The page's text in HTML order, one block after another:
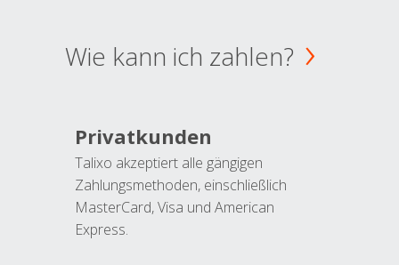
Wie kann ich zahlen?
Privatkunden
Talixo akzeptiert alle gängigen
Zahlungsmethoden, einschließlich
MasterCard, Visa und American
Express.